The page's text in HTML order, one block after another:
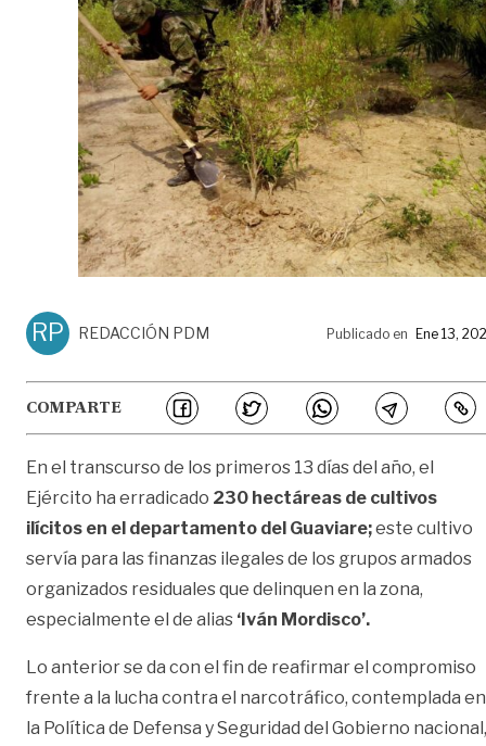
RP REDACCIÓN PDM Publicado en Ene 13,
COMPARTE
En el transcurso de los primeros 13 días del año, el
Ejército ha erradicado 230 hectáreas de cultivos
ilícitos en el departamento del Guaviare;este cultivo
servía para las finanzas ilegales de los grupos armados
organizados residuales que delinquen en la zona,
especialmente el de alias ‘Iván Mordisco’.
Lo anterior se da con el fin de reafirmar el compromiso
frente a la lucha contra el narcotráfico, contemplada en
la Política de Defensa y Seguridad del Gobierno nacional,